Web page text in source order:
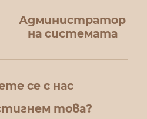
Администратор
на системата
се с нас
това?